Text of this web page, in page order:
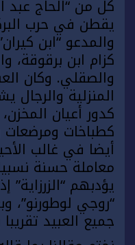
كل من “الحاج عبد
يقطن في حرب
والمدعو “ابن
كزام ابن برقوقة،
والصقلي. وكان
المنزلية والرجال
كدور أعيان
كطباخات ومرضعات
أيضا في غالب
معاملة حسنة
يؤدبهم
“روجي لوطورنو”،
جميع العبيد